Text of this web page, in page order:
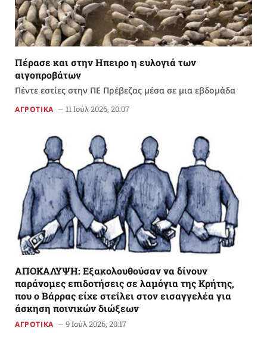
Πέρασε και στην Ηπειρο η ευλογιά των
αιγοπροβάτων
Πέντε εστίες στην ΠΕ Πρέβεζας μέσα σε μια εβδομάδα
ΑΓΡΟΤΙΚΑ 11 Ιούλ 2026, 20:07
AΠΟΚΑΛΥΨΗ: Εξακολουθούσαν να δίνουν
παράνομες επιδοτήσεις σε λαμόγια της Κρήτης,
που ο Βάρρας είχε στείλει στον εισαγγελέα για
άσκηση ποινικών διώξεων
ΑΓΡΟΤΙΚΑ 9 Ιούλ 2026, 20:17